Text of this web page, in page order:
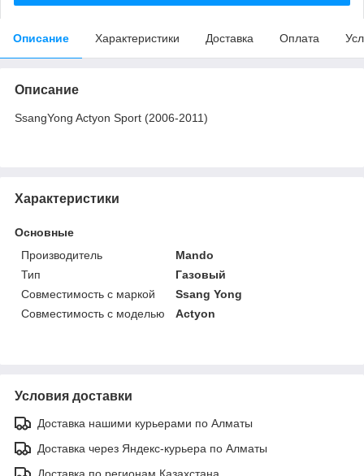
Описание Характеристики Доставка Оплата
Описание
SsangYong Actyon Sport (2006-2011)
Характеристики
Основные
Производитель
Mando
Тип
Газовый
Совместимость с маркой
Ssang Yong
Совместимость с моделью
Actyon
Условия доставки
Доставка нашими курьерами по Алматы
Доставка через Яндекс-курьера по Алматы
Доставка по регионам Казахстана